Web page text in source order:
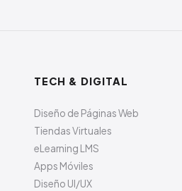
TECH & DIGITAL
Diseño de Páginas Web
Tiendas Virtuales
eLearning LMS
Apps Móviles
Diseño UI/UX